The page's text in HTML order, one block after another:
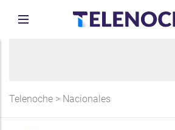
Telenoche > Nacionales